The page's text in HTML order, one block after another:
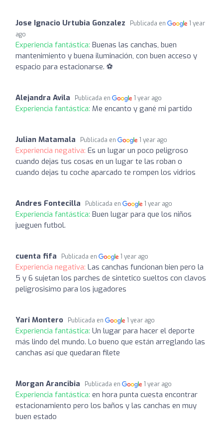
Jose Ignacio Urtubia Gonzalez Publicada en
1 year
ago
Experiencia fantástica: Buenas las canchas, buen
mantenimiento y buena iluminación, con buen acceso y
espacio para estacionarse. ⚽️
Alejandra Avila Publicada en 1 year ago
Experiencia fantástica: Me encanto y gané mi partido
Julian Matamala Publicada en 1 year ago
Experiencia negativa: Es un lugar un poco peligroso
cuando dejas tus cosas en un lugar te las roban o
cuando dejas tu coche aparcado te rompen los vidrios
Andres Fontecilla Publicada en 1 year ago
Experiencia fantástica: Buen lugar para que los niños
jueguen futbol.
cuenta fifa Publicada en 1 year ago
Experiencia negativa: Las canchas funcionan bien pero la
5 y 6 sujetan los parches de sintetico sueltos con clavos
peligrosisimo para los jugadores
Yari Montero Publicada en 1 year ago
Experiencia fantástica: Un lugar para hacer el deporte
más lindo del mundo. Lo bueno que están arreglando las
canchas así que quedaran filete
Morgan Arancibia Publicada en 1 year ago
Experiencia fantástica: en hora punta cuesta encontrar
estacionamiento pero los baños y las canchas en muy
buen estado